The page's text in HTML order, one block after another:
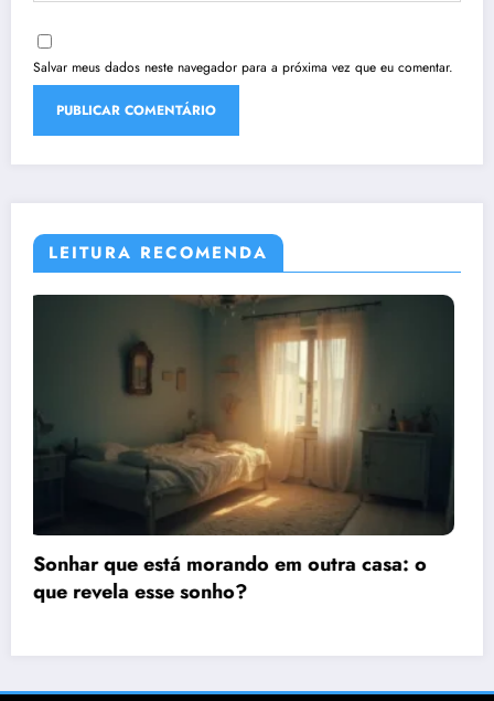
Salvar meus dados neste navegador para a próxima vez que eu comentar.
LEITURA RECOMENDA
casa: o
Sonhar que está viajando de carro:
significado e interpretação